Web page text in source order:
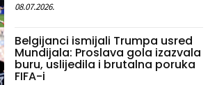
08.07.2026.
Belgijanci ismijali Trumpa usred
Mundijala: Proslava gola izazvala
buru, uslijedila i brutalna poruka
FIFA-i